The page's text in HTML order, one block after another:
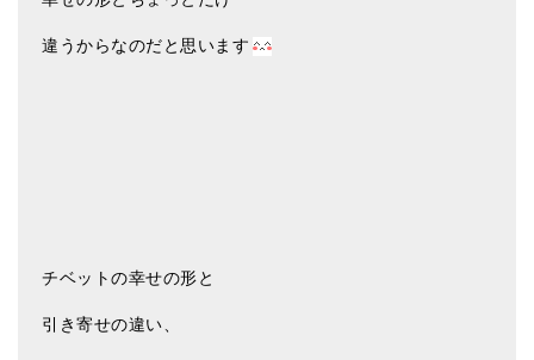
違うからなのだと思います
チベットの幸せの形と
引き寄せの違い、